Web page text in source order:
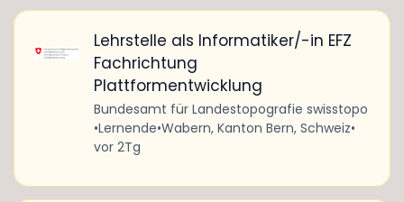
Lehrstelle als Informatiker/-in EFZ
Fachrichtung
Plattformentwicklung
Bundesamt für Landestopografie swisstopo
•Lernende•Wabern, Kanton Bern, Schweiz•
vor 2Tg